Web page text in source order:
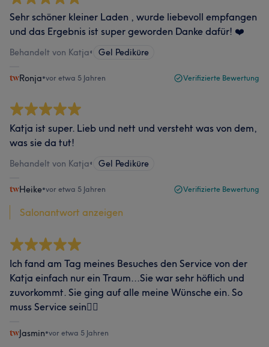
Sehr schöner kleiner Laden , wurde liebevoll empfangen
und das Ergebnis ist super geworden Danke dafür! ❤️
Behandelt von Katja• Gel Pediküre
Ronja•vor etwa 5 Jahren Verifizierte Bewertung
Katja ist super. Lieb und nett und versteht was von dem,
was sie da tut!
Behandelt von Katja• Gel Pediküre
Heike•vor etwa 5 Jahren Verifizierte Bewertung
Salonantwort anzeigen
Ich fand am Tag meines Besuches den Service von der
Katja einfach nur ein Traum...Sie war sehr höflich und
zuvorkommt. Sie ging auf alle meine Wünsche ein. So
muss Service sein👍🏻
Jasmin•vor etwa 5 Jahren